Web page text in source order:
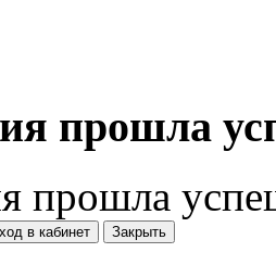
прошла
прошла
в кабинет
Закрыть